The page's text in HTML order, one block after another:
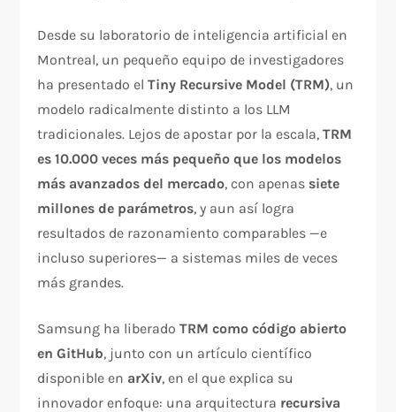
Desde su laboratorio de inteligencia artificial en
Montreal, un pequeño equipo de investigadores
ha presentado elTiny Recursive Model (TRM), un
modelo radicalmente distinto a los LLM
tradicionales. Lejos de apostar por la escala,TRM
es 10.000 veces más pequeño que los modelos
más avanzados del mercado, con apenas siete
millones de parámetros, y aun así logra
resultados de razonamiento comparables —e
incluso superiores— a sistemas miles de veces
más grandes.
Samsung ha liberadoTRM como código abierto
en GitHub, junto con un artículo científico
disponible en arXiv, en el que explica su
innovador enfoque: una arquitectura recursiva